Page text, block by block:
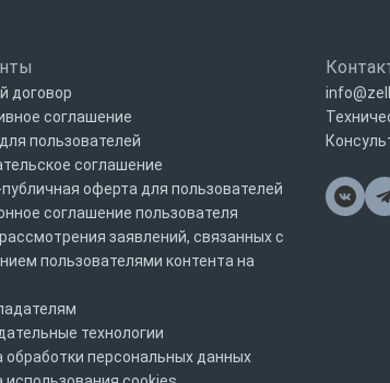
договор
соглашение
пользователей
соглашение
оферта для пользователей
соглашение пользователя
заявлений, связанных с
пользователями контента на
технологии
обработки персональных данных